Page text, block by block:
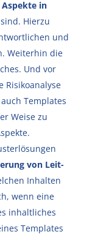
in
Hierzu
und
Weiterhin die
Und vor
Risikoanalyse
Templates
Weise zu
von Leit-
Inhalten
wenn eine
inhaltliches
Templates